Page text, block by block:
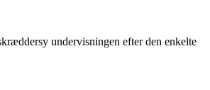
undervisningen efter den enkelte